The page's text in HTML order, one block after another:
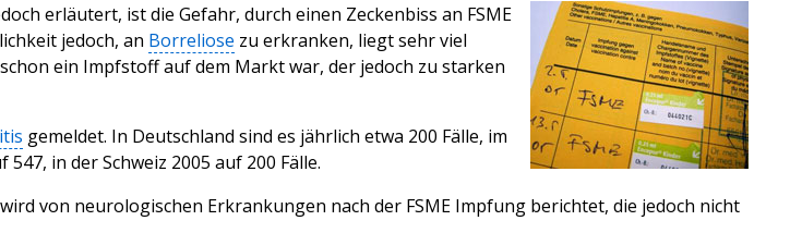
erläutert, ist die Gefahr, durch einen Zeckenbiss an FSME
jedoch, an Borreliose zu erkranken, liegt sehr viel
ein Impfstoff auf dem Markt war, der jedoch zu starken
gemeldet. In Deutschland sind es jährlich etwa 200 Fälle, im
in der Schweiz 2005 auf 200 Fälle.
von neurologischen Erkrankungen nach der FSME Impfung berichtet, die jedoch nicht